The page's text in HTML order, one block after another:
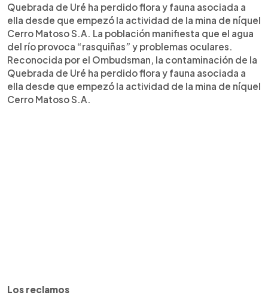
Quebrada de Uré ha perdido flora y fauna asociada a
ella desde que empezó la actividad de la mina de níquel
Cerro Matoso S.A. La población manifiesta que el agua
del río provoca “rasquiñas” y problemas oculares.
Reconocida por el Ombudsman, la contaminación de la
Quebrada de Uré ha perdido flora y fauna asociada a
ella desde que empezó la actividad de la mina de níquel
Cerro Matoso S.A.
Los reclamos